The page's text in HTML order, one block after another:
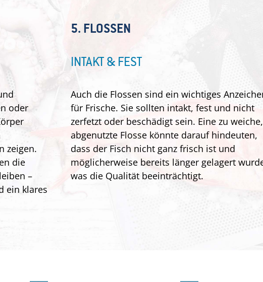
oder
zeigen.
die
–
ein klares
5. FLOSSEN
INTAKT & FEST
Auch die Flossen sind ein wichtiges
für Frische. Sie sollten intakt, fest und nicht
zerfetzt oder beschädigt sein. Eine zu weiche,
abgenutzte Flosse könnte darauf hindeuten,
dass der Fisch nicht ganz frisch ist und
möglicherweise bereits länger gelagert
was die Qualität beeinträchtigt.